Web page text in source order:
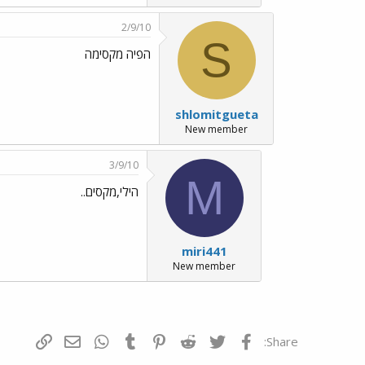
S
shlomitgueta
New member
2/9/10
הפיה מקסימה
M
miri441
New member
3/9/10
הילי,מקסים..
Share: פייסבוק Twitter
Reddit
Pinterest
Tumblr
WhatsAppדואר אלקטרוני